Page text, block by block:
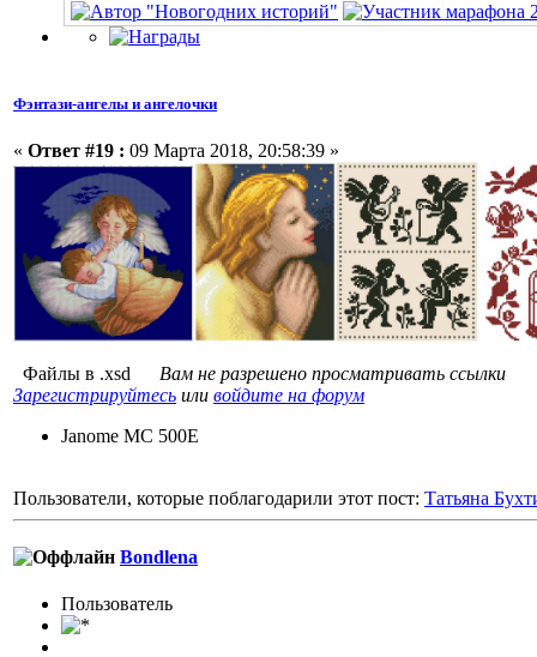
Фэнтази-ангелы и ангелочки
« Ответ #19 : 09 Марта 2018, 20:58:39 »
Файлы в .xsd Вам не разрешено просматривать ссылки
Зарегистрируйтесь или войдите на форум
Janome MC 500E
Пользователи, которые поблагодарили этот пост: Татьяна
Bondlena
Пользовaтeль